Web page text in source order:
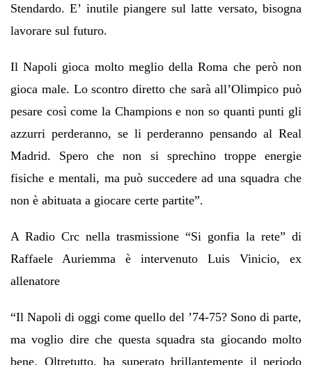
Stendardo. E’ inutile piangere sul latte versato, bisogna
lavorare sul futuro.
Il Napoli gioca molto meglio della Roma che però non
gioca male. Lo scontro diretto che sarà all’Olimpico può
pesare così come la Champions e non so quanti punti gli
azzurri perderanno, se li perderanno pensando al Real
Madrid. Spero che non si sprechino troppe energie
fisiche e mentali, ma può succedere ad una squadra che
non è abituata a giocare certe partite”.
A Radio Crc nella trasmissione “Si gonfia la rete” di
Raffaele Auriemma è intervenuto Luis Vinicio, ex
allenatore
“Il Napoli di oggi come quello del ’74-75? Sono di parte,
ma voglio dire che questa squadra sta giocando molto
bene. Oltretutto, ha superato brillantemente il periodo